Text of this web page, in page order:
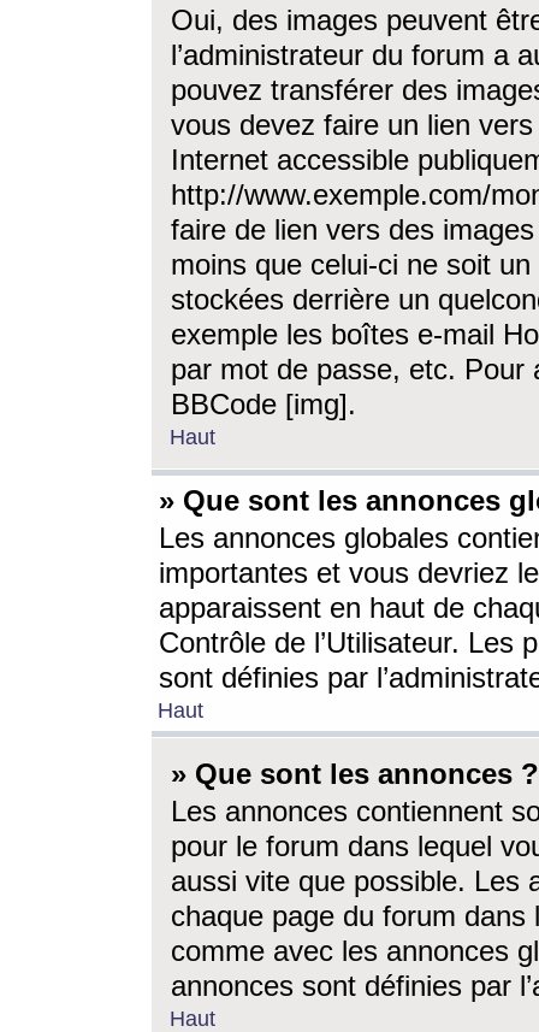
Oui, des images peuvent
l’administrateur du forum a
pouvez transférer des
vous devez faire un lien
Internet accessible
http://www.exemple.com/
faire de lien vers des
moins que celui-ci ne soit
stockées derrière un
exemple les boîtes e-mail
par mot de passe, etc. Pour
BBCode [img].
Haut
» Que sont les annonces
Les annonces globales
importantes et vous devriez
apparaissent en haut de
Contrôle de l’Utilisateur. Les
sont définies par
Haut
» Que sont les annonces ?
Les annonces contiennent
pour le forum dans lequel
aussi vite que possible. Les
chaque page du forum dans
comme avec les annonces
annonces sont définies par
Haut